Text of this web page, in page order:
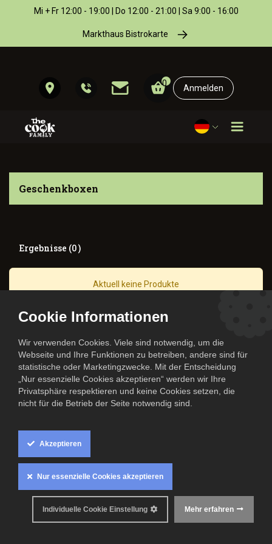
Mi + Fr 12:00 - 19:00 | Do 12:00 - 21:00 | Sa 9:00 - 16:00
Markthaus Bistrokarte
0 Anmelden
Geschenkboxen
Ergebnisse (0 )
Aktuell keine Produkte
Alle Rechte Vorbehalten
Cookie Informationen
Wir verwenden Cookies. Viele sind notwendig, um die
Webseite und Ihre Funktionen zu betreiben, andere sind für
statistische oder Marketingzwecke. Mit der Entscheidung
„Nur essenzielle Cookies akzeptieren“ werden wir Ihre
Privatsphäre respektieren und keine Cookies setzen, die
nicht für die Betrieb der Seite notwendig sind.
Akzeptieren
Nur essenzielle Cookies akzeptieren
Mehr erfahren
Individuelle Cookie Einstellung